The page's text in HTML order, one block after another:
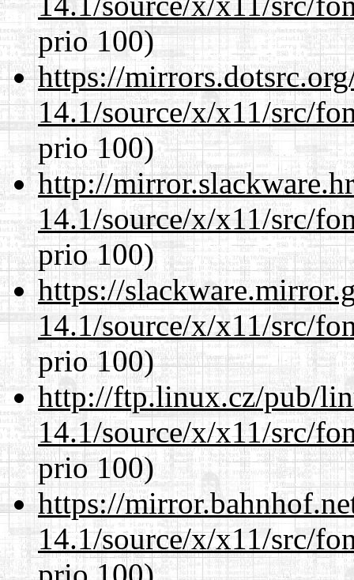
prio 100)
https://
14.1/source/x/x11/src/
prio 100)
http://
14.1/source/x/x11/src/
prio 100)
https://
14.1/source/x/x11/src/
prio 100)
http://ftp.linux.cz/pub/
14.1/source/x/x11/src/
prio 100)
https://
14.1/source/x/x11/src/